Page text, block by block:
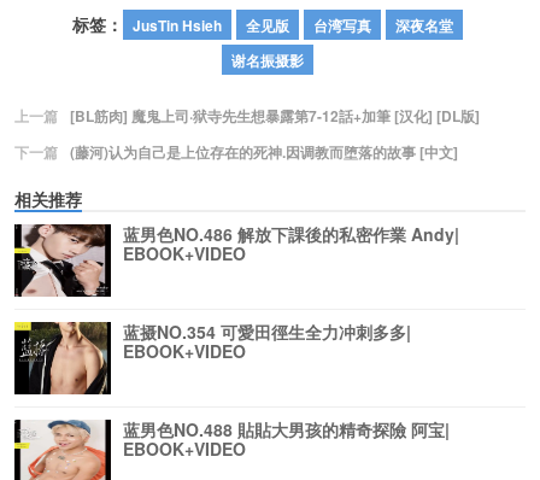
标签： JusTin Hsieh 全见版 台湾写真
深夜名堂
谢名振摄影
上一篇
[BL筋肉] 魔鬼上司·狱寺先生想暴露第7-12話+加筆 [汉化] [DL版]
下一篇 (藤河)认为自己是上位存在的死神.因调教而堕落的故事 [中文]
相关推荐
蓝男色NO.486 解放下課後的私密作業 Andy|
EBOOK+VIDEO
蓝摄NO.354 可愛田徑生全力冲刺多多|
EBOOK+VIDEO
蓝男色NO.488 貼貼大男孩的精奇探險 阿宝|
EBOOK+VIDEO